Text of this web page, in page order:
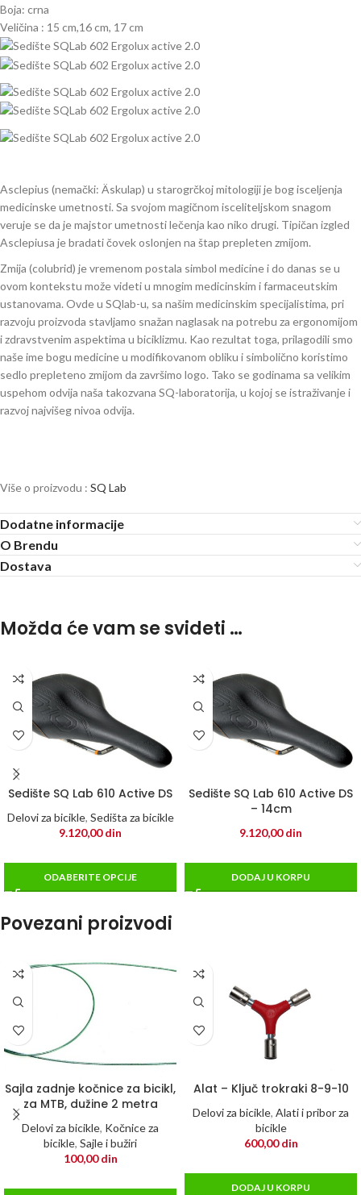
Boja: crna
Veličina : 15 cm,16 cm, 17 cm
Asclepius (nemački: Äskulap) u starogrčkoj mitologiji je bog isceljenja
medicinske umetnosti. Sa svojom magičnom isceliteljskom snagom
veruje se da je majstor umetnosti lečenja kao niko drugi. Tipičan izgled
Asclepiusa je bradati čovek oslonjen na štap prepleten zmijom.
Zmija (colubrid) je vremenom postala simbol medicine i do danas se u
ovom kontekstu može videti u mnogim medicinskim i farmaceutskim
ustanovama. Ovde u SQlab-u, sa našim medicinskim specijalistima, pri
razvoju proizvoda stavljamo snažan naglasak na potrebu za ergonomijom
i zdravstvenim aspektima u biciklizmu. Kao rezultat toga, prilagodili smo
naše ime bogu medicine u modifikovanom obliku i simbolično koristimo
sedlo prepleteno zmijom da završimo logo. Tako se godinama sa velikim
uspehom odvija naša takozvana SQ-laboratorija, u kojoj se istraživanje i
razvoj najvišeg nivoa odvija.
Više o proizvodu : SQ Lab
Dodatne informacije
O Brendu
Dostava
Možda će vam se svideti …
Sedište SQ Lab 610 Active DS
Delovi za bicikle, Sedišta za bicikle
9.120,00din
ODABERITE OPCIJE
Sedište SQ Lab 610 Active DS
– 14cm
9.120,00din
DODAJ U KORPU
Povezani proizvodi
Sajla zadnje kočnice za bicikl,
za MTB, dužine 2 metra
Delovi za bicikle, Kočnice za
bicikle, Sajle i bužiri
100,00din
Alat – Ključ trokraki 8-9-10
Delovi za bicikle, Alati i pribor za
bicikle
600,00din
DODAJ U KORPU